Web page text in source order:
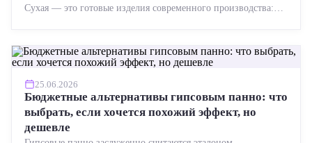
Сухая — это готовые изделия современного производства:
25.06.2026
Бюджетные альтернативы гипсовым панно: что
выбрать, если хочется похожий эффект, но
дешевле